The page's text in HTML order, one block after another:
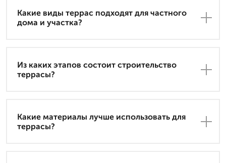
Какие виды террас подходят для частного
дома и участка?
Из каких этапов состоит строительство
террасы?
Какие материалы лучше использовать для
террасы?